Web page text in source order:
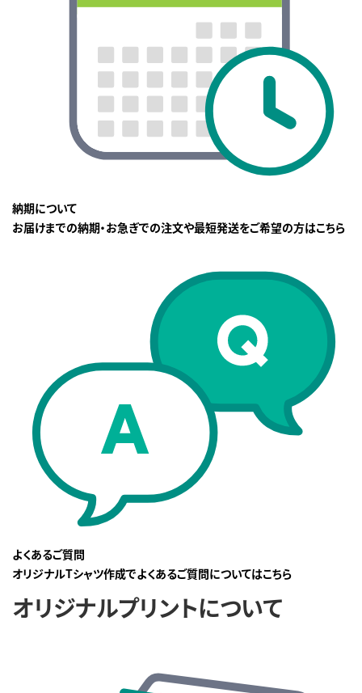
納期について
お届けまでの納期・お急ぎでの注文や最短発送をご希望の方はこちら
よくあるご質問
オリジナルTシャツ作成でよくあるご質問についてはこちら
オリジナルプリントについて